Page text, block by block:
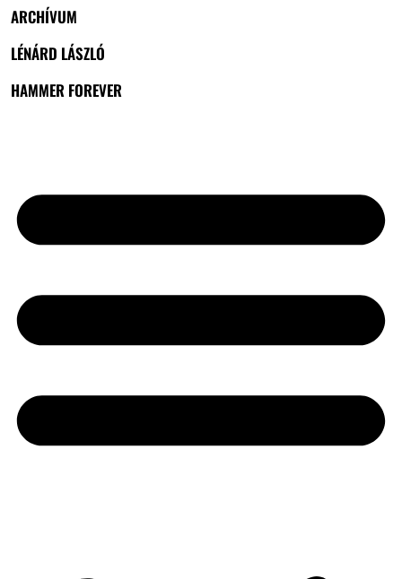
ARCHÍVUM
LÉNÁRD LÁSZLÓ
HAMMER FOREVER